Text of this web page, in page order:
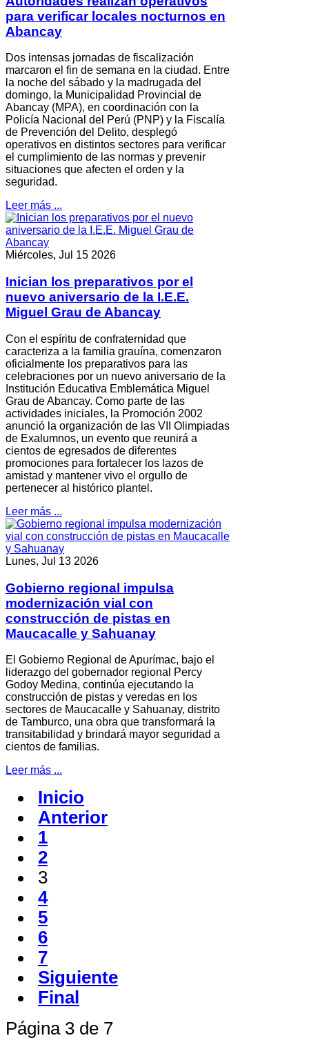
para verificar locales nocturnos en
Abancay
Dos intensas jornadas de fiscalización
marcaron el fin de semana en la ciudad. Entre
la noche del sábado y la madrugada del
domingo, la Municipalidad Provincial de
Abancay (MPA), en coordinación con la
Policía Nacional del Perú (PNP) y la Fiscalía
de Prevención del Delito, desplegó
operativos en distintos sectores para verificar
el cumplimiento de las normas y prevenir
situaciones que afecten el orden y la
seguridad.
Leer más ...
Miércoles, Jul 15 2026
Inician los preparativos por el
nuevo aniversario de la I.E.E.
Miguel Grau de Abancay
Con el espíritu de confraternidad que
caracteriza a la familia grauína, comenzaron
oficialmente los preparativos para las
celebraciones por un nuevo aniversario de la
Institución Educativa Emblemática Miguel
Grau de Abancay. Como parte de las
actividades iniciales, la Promoción 2002
anunció la organización de las VII Olimpiadas
de Exalumnos, un evento que reunirá a
cientos de egresados de diferentes
promociones para fortalecer los lazos de
amistad y mantener vivo el orgullo de
pertenecer al histórico plantel.
Leer más ...
Lunes, Jul 13 2026
Gobierno regional impulsa
modernización vial con
construcción de pistas en
Maucacalle y Sahuanay
El Gobierno Regional de Apurímac, bajo el
liderazgo del gobernador regional Percy
Godoy Medina, continúa ejecutando la
construcción de pistas y veredas en los
sectores de Maucacalle y Sahuanay, distrito
de Tamburco, una obra que transformará la
transitabilidad y brindará mayor seguridad a
cientos de familias.
Leer más ...
Inicio
Anterior
1
2
3
4
5
6
7
Siguiente
Final
Página 3 de 7